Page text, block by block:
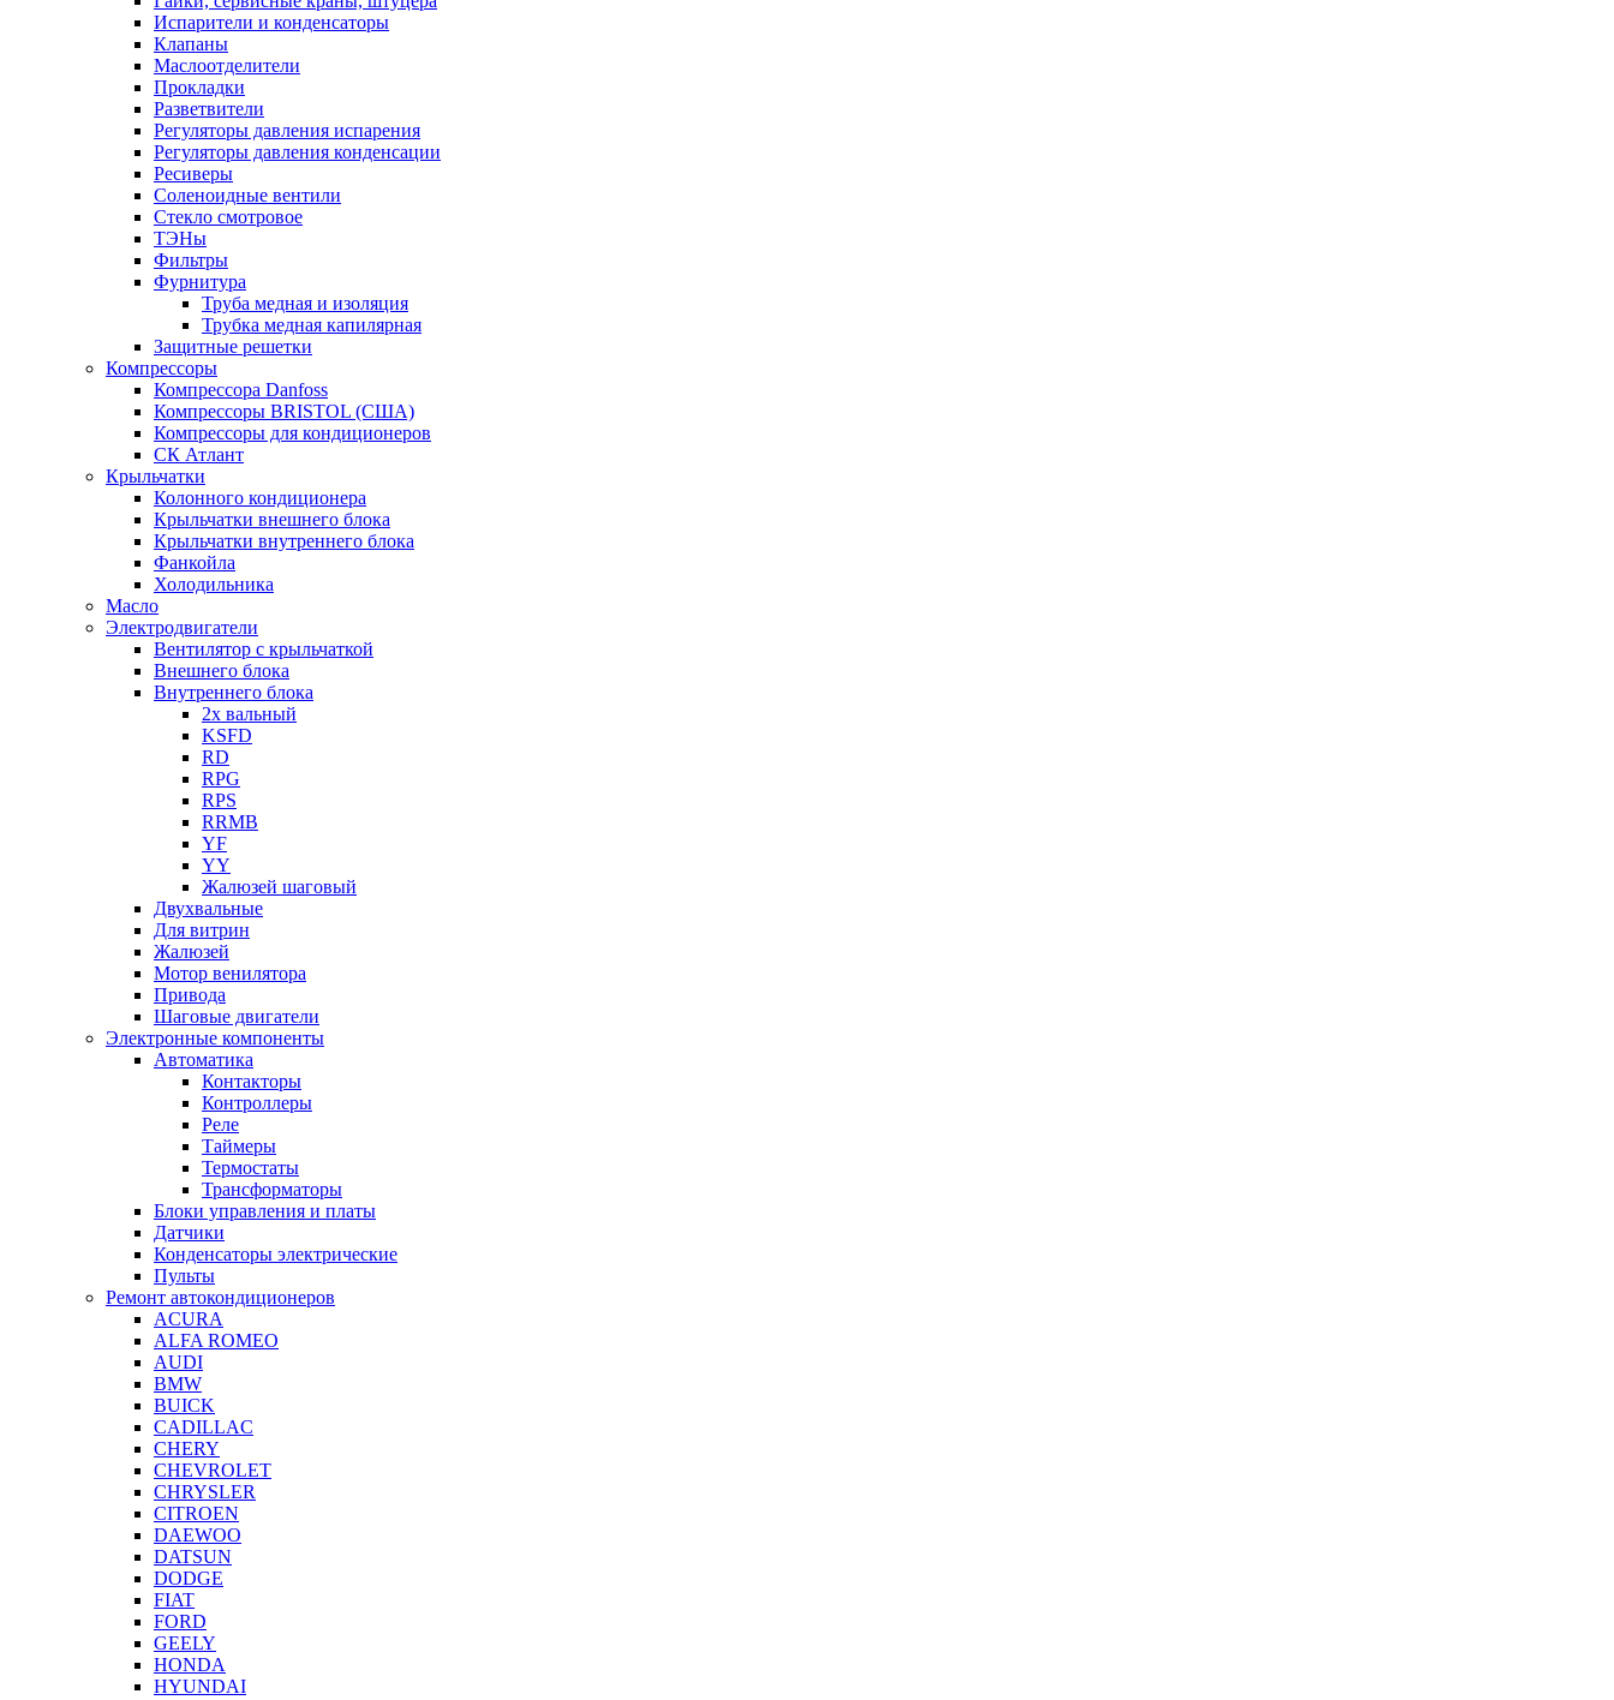
Испарители и конденсаторы
Клапаны
Маслоотделители
Прокладки
Разветвители
Регуляторы давления испарения
Регуляторы давления конденсации
Ресиверы
Соленоидные вентили
Стекло смотровое
ТЭНы
Фильтры
Фурнитура
Труба медная и изоляция
Трубка медная капилярная
Защитные решетки
Компрессоры
Компрессора Danfoss
Компрессоры BRISTOL (США)
Компрессоры для кондиционеров
СК Атлант
Крыльчатки
Колонного кондиционера
Крыльчатки внешнего блока
Крыльчатки внутреннего блока
Фанкойла
Холодильника
Масло
Электродвигатели
Вентилятор с крыльчаткой
Внешнего блока
Внутреннего блока
2х вальный
KSFD
RD
RPG
RPS
RRMB
YF
YY
Жалюзей шаговый
Двухвальные
Для витрин
Жалюзей
Мотор венилятора
Привода
Шаговые двигатели
Электронные компоненты
Автоматика
Контакторы
Контроллеры
Реле
Таймеры
Термостаты
Трансформаторы
Блоки управления и платы
Датчики
Конденсаторы электрические
Пульты
Ремонт автокондиционеров
ACURA
ALFA ROMEO
AUDI
BMW
BUICK
CADILLAC
CHERY
CHEVROLET
CHRYSLER
CITROEN
DAEWOO
DATSUN
DODGE
FIAT
FORD
GEELY
HONDA
HYUNDAI